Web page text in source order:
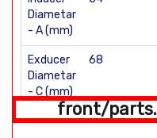
Diametar
- A (mm)
Exducer
Diametar
- C (mm)
68
Total
front/